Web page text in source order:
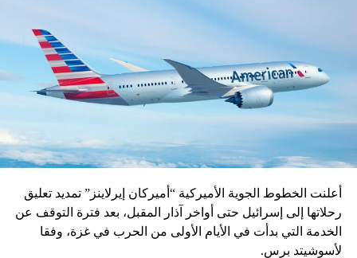
أعلنت الخطوط الجوية الأميركية “أميركان إيرلاينز” تمديد تعليق
رحلاتها إلى إسرائيل حتى أواخر آذار المقبل، بعد فترة التوقف عن
الخدمة التي بدأت في الأيام الأولى من الحرب في غزة، وفقا
لأسوشيتد برس.